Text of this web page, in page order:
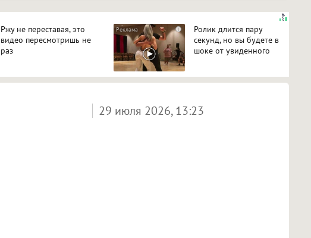
Ржу не переставая, это
видео пересмотришь не
раз
i
Ролик длится пару
секунд, но вы будете в
шоке от увиденного
29 июля 2026, 13:23